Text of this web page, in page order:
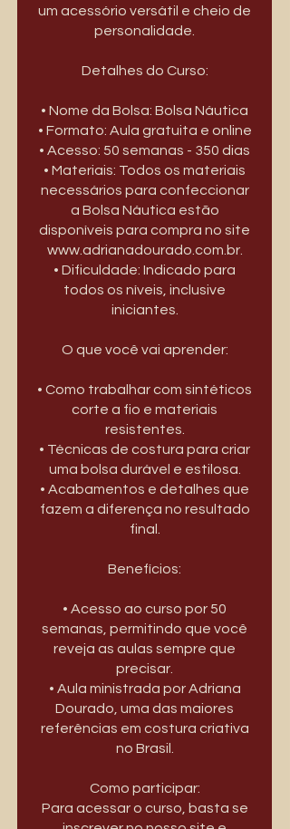
um acessório versátil e cheio de
personalidade.
Detalhes do Curso:
• Nome da Bolsa: Bolsa Náutica
• Formato: Aula gratuita e online
• Acesso: 50 semanas - 350 dias
• Materiais: Todos os materiais
necessários para confeccionar
a Bolsa Náutica estão
disponíveis para compra no site
www.adrianadourado.com.br.
• Dificuldade: Indicado para
todos os níveis, inclusive
iniciantes.
O que você vai aprender:
• Como trabalhar com sintéticos
corte a fio e materiais
resistentes.
• Técnicas de costura para criar
uma bolsa durável e estilosa.
• Acabamentos e detalhes que
fazem a diferença no resultado
final.
Benefícios:
• Acesso ao curso por 50
semanas, permitindo que você
reveja as aulas sempre que
precisar.
• Aula ministrada por Adriana
Dourado, uma das maiores
referências em costura criativa
no Brasil.
Como participar:
Para acessar o curso, basta se